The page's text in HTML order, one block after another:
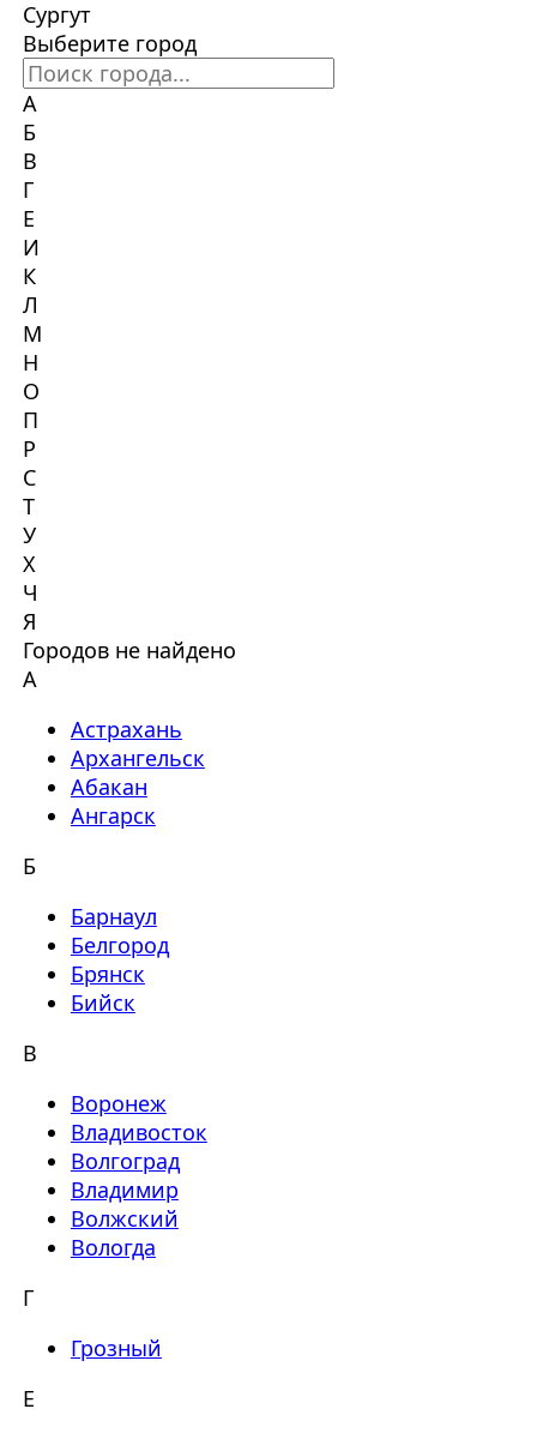
Сургут
Выберите город
А
Б
В
Г
Е
И
К
Л
М
Н
О
П
Р
С
Т
У
Х
Ч
Я
Городов не найдено
А
Астрахань
Архангельск
Абакан
Ангарск
Б
Барнаул
Белгород
Брянск
Бийск
В
Воронеж
Владивосток
Волгоград
Владимир
Волжский
Вологда
Г
Грозный
Е